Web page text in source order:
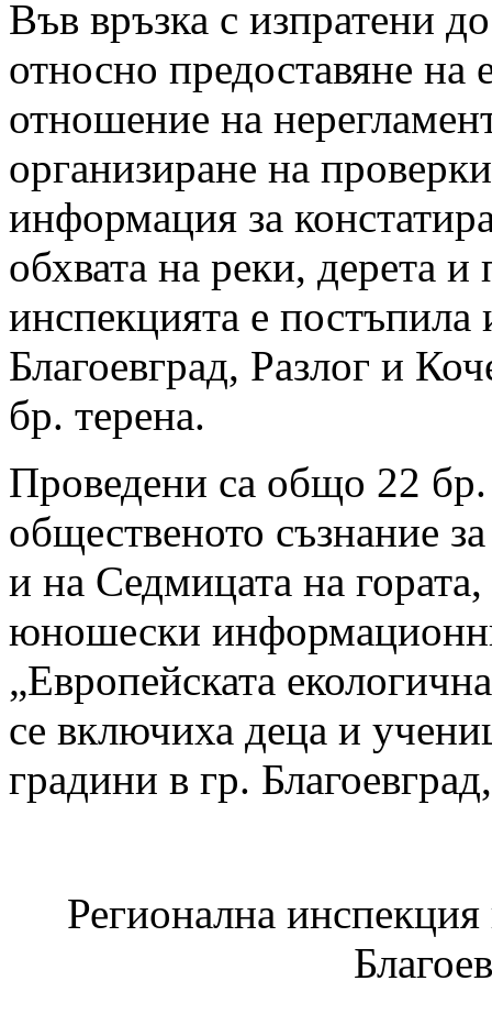
Във връзка с изпратени
относно предоставяне
отношение на
организиране на
информация за
обхвата на реки, дерета
инспекцията е
Благоевград, Разлог и
бр. терена.
Проведени са общо 22
общественото съзнание
и на Седмицата на
юношески
„Европейската
се включиха деца и
градини в гр.
Регионална